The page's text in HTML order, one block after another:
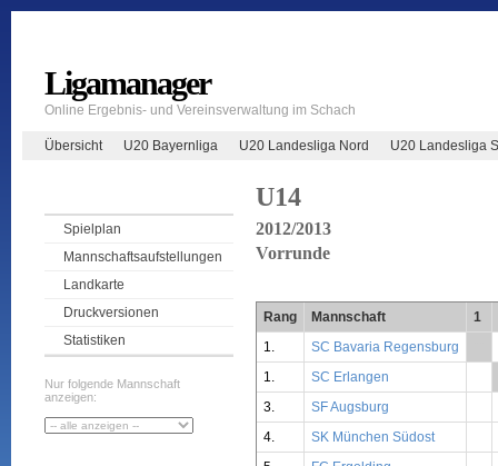
Ligamanager
Online Ergebnis- und Vereinsverwaltung im Schach
Übersicht U20 Bayernliga U20 Landesliga Nord U20 Landesliga
Spielplan
Mannschaftsaufstellungen
Landkarte
Druckversionen
Statistiken
Nur folgende Mannschaft
anzeigen:
U14
2012/2013
Vorrunde
Rang Mannschaft
1
1.
SC Bavaria Regensburg
1.
SC Erlangen
3.
SF Augsburg
4.
SK München Südost